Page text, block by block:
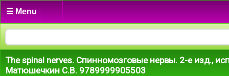
☰ Menu
The spinal nerves. Спинномозговые нервы. 2-е изд.,
Матюшечкин С.В. 9789999905503